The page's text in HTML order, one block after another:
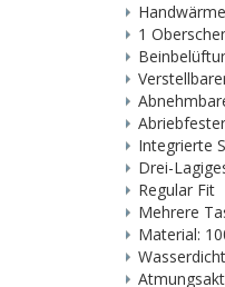
1
Integrierte
Drei-
Regular Fit
Mehrere
Material: